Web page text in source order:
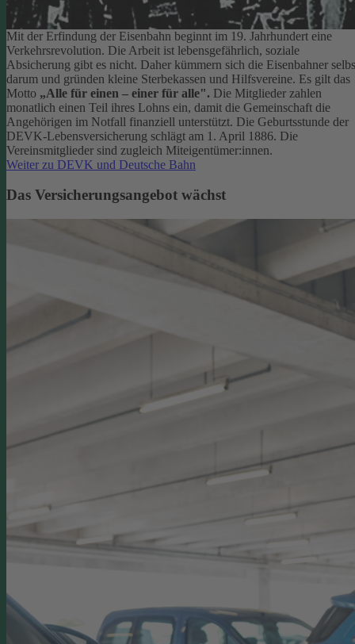
Mit der Erfindung der Eisenbahn beginnt im 19. Jahrhundert eine
Verkehrsrevolution. Die Arbeit ist lebensgefährlich, soziale
Absicherung gibt es nicht. Daher kümmern sich die Eisenbahner
darum und gründen kleine Sterbekassen und Hilfsvereine. Es gilt das
Motto „Alle für einen – einer für alle". Die Mitglieder zahlen
monatlich einen Teil ihres Lohns ein, damit die Gemeinschaft die
Angehörigen im Notfall finanziell unterstützt. Die Geburtsstunde der
DEVK-Lebensversicherung schlägt am 1. April 1886. Die
Vereinsmitglieder sind zugleich Miteigentümer:innen.
Weiter zu DEVK und Deutsche Bahn
Das Versicherungsangebot wächst